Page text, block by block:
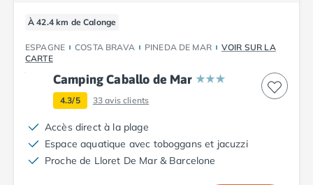
À 42.4 km de Calonge
ESPAGNE COSTA BRAVA PINEDA DE MAR
VOIR SUR LA
CARTE
Camping Caballo de Mar
4.3/5 33avis clients
Accès direct à la plage
Espace aquatique avec toboggans et jacuzzi
Proche de Lloret De Mar & Barcelone